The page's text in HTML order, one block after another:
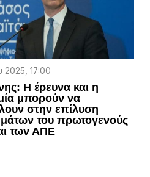
2025, 17:00
Η έρευνα και η
μπορούν να
στην επίλυση
του πρωτογενούς
των ΑΠΕ